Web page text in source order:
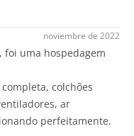
noviembre de 2022
foi uma hospedagem
colchões
ar
perfeitamente.